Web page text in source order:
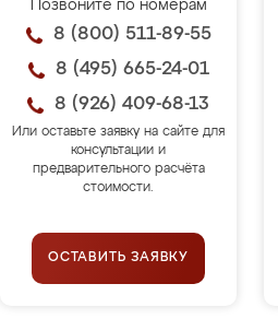
Позвоните по номерам
8 (800) 511-89-55
8 (495) 665-24-01
8 (926) 409-68-13
Или оставьте заявку на сайте для
консультации и
предварительного расчёта
стоимости.
ОСТАВИТЬ ЗАЯВКУ